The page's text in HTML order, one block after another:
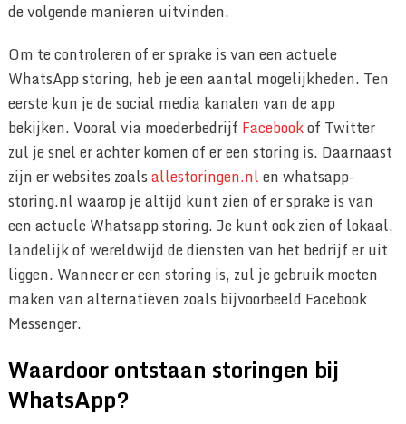
de volgende manieren uitvinden.
Om te controleren of er sprake is van een actuele
WhatsApp storing, heb je een aantal mogelijkheden. Ten
eerste kun je de social media kanalen van de app
bekijken. Vooral via moederbedrijf Facebookof Twitter
zul je snel er achter komen of er een storing is. Daarnaast
zijn er websites zoalsallestoringen.nlen whatsapp-
storing.nl waarop je altijd kunt zien of er sprake is van
een actuele Whatsapp storing. Je kunt ook zien of lokaal,
landelijk of wereldwijd de diensten van het bedrijf er uit
liggen. Wanneer er een storing is, zul je gebruik moeten
maken van alternatieven zoals bijvoorbeeld Facebook
Messenger.
Waardoor ontstaan storingen bij
WhatsApp?